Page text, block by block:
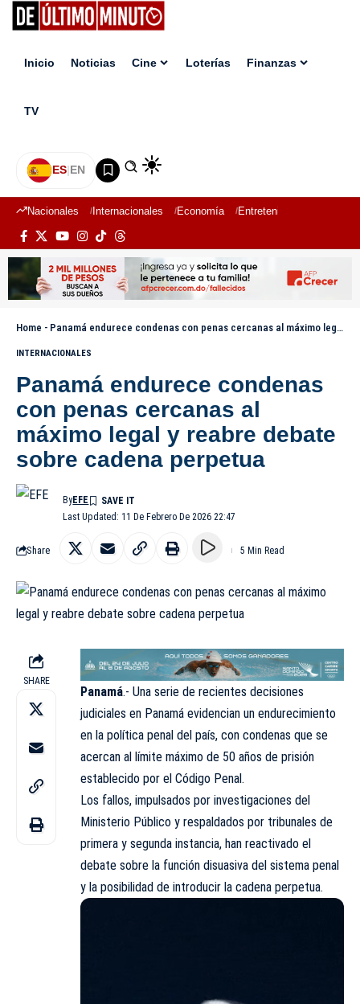
Inicio Noticias Cine Loterías Finanzas
TV
ES|EN
Nacionales Internacionales Economía Entretenimiento
Home - Panamá endurece condenas con penas cercanas al máximo legal y reabre debate sobre cadena perpetua
INTERNACIONALES
Panamá endurece condenas
con penas cercanas al
máximo legal y reabre debate
sobre cadena perpetua
Last Updated: 11 De Febrero De 2026 22:47
ByEFE
Share 5 Min Read
SHARE
Panamá.- Una serie de recientes decisiones
judiciales en Panamá evidencian un endurecimiento
en la política penal del país, con condenas que se
acercan al límite máximo de 50 años de prisión
establecido por el Código Penal.
Los fallos, impulsados por investigaciones del
Ministerio Público y respaldados por tribunales de
primera y segunda instancia, han reactivado el
debate sobre la función disuasiva del sistema penal
y la posibilidad de introducir la cadena perpetua.